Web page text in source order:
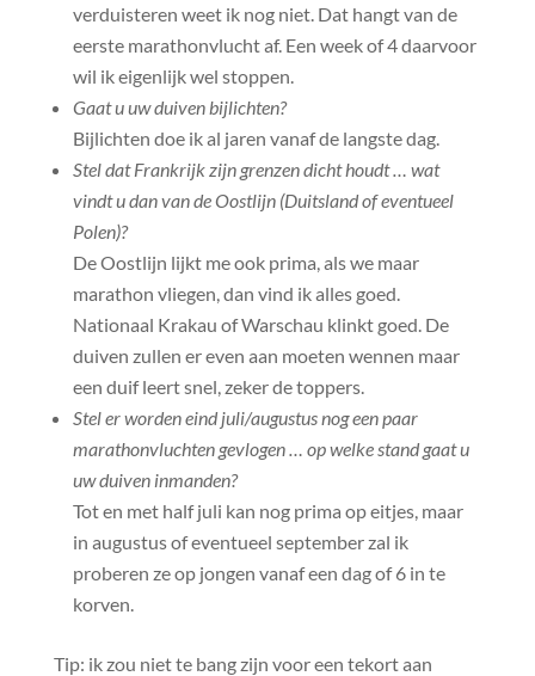
verduisteren weet ik nog niet. Dat hangt van de
eerste marathonvlucht af. Een week of 4 daarvoor
wil ik eigenlijk wel stoppen.
Gaat u uw duiven bijlichten?
Bijlichten doe ik al jaren vanaf de langste dag.
Stel dat Frankrijk zijn grenzen dicht houdt … wat
vindt u dan van de Oostlijn (Duitsland of eventueel
Polen)?
De Oostlijn lijkt me ook prima, als we maar
marathon vliegen, dan vind ik alles goed.
Nationaal Krakau of Warschau klinkt goed. De
duiven zullen er even aan moeten wennen maar
een duif leert snel, zeker de toppers.
Stel er worden eind juli/augustus nog een paar
marathonvluchten gevlogen … op welke stand gaat u
uw duiven inmanden?
Tot en met half juli kan nog prima op eitjes, maar
in augustus of eventueel september zal ik
proberen ze op jongen vanaf een dag of 6 in te
korven.
Tip: ik zou niet te bang zijn voor een tekort aan